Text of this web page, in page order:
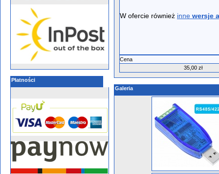
Płatności
W ofercie również inne wersje
Cena
35,00 zł
Galeria